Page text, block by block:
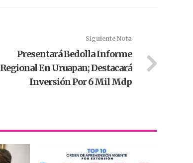
Siguiente Nota
Presentará Bedolla Informe
Regional En Uruapan; Destacará
Inversión Por 6 Mil Mdp